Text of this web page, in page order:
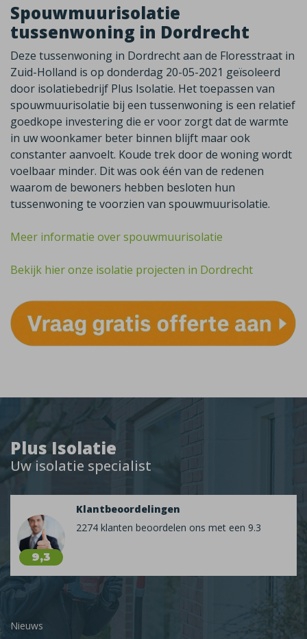
Plus Isolatie
Uw isolatie specialist
9,3
Klantbeoordelingen
2274 klanten beoordelen ons met een 9.3
Nieuws
Spouwmuurisolatie
tussenwoning in Dordrecht
Deze tussenwoning in Dordrecht aan de Floresstraat in
Zuid-Holland is op donderdag 20-05-2021 geïsoleerd
door isolatiebedrijf Plus Isolatie. Het toepassen van
spouwmuurisolatie bij een tussenwoning is een relatief
goedkope investering die er voor zorgt dat de warmte
in uw woonkamer beter binnen blijft maar ook
constanter aanvoelt. Koude trek door de woning wordt
voelbaar minder. Dit was ook één van de redenen
waarom de bewoners hebben besloten hun
tussenwoning te voorzien van spouwmuurisolatie.
Meer informatie over spouwmuurisolatie
Bekijk hier onze isolatie projecten in Dordrecht